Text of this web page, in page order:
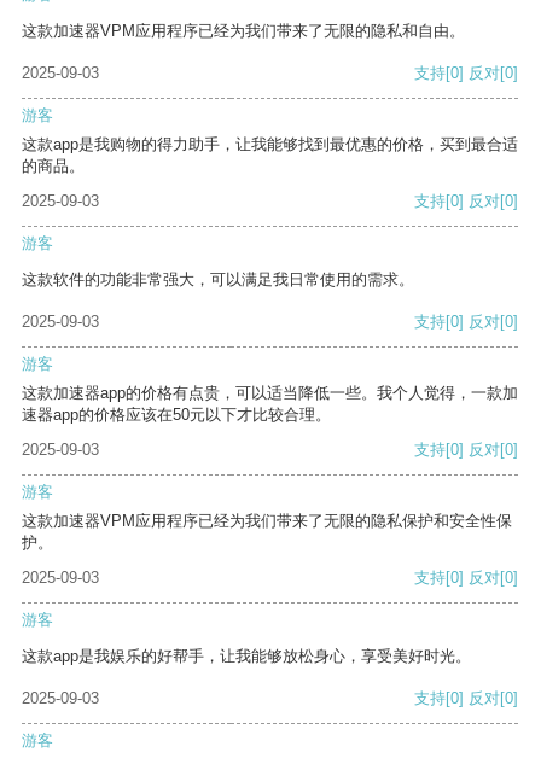
这款加速器VPM应用程序已经为我们带来了无限的隐私和自由。
2025-09-03 支持[0] 反对[0]
游客
这款app是我购物的得力助手，让我能够找到最优惠的价格，买到最合适
的商品。
2025-09-03
支持[0] 反对[0]
游客
这款软件的功能非常强大，可以满足我日常使用的需求。
2025-09-03 支持[0] 反对[0]
游客
这款加速器app的价格有点贵，可以适当降低一些。我个人觉得，一款加
速器app的价格应该在50元以下才比较合理。
2025-09-03
支持[0] 反对[0]
游客
这款加速器VPM应用程序已经为我们带来了无限的隐私保护和安全性保
护。
2025-09-03
支持[0] 反对[0]
游客
这款app是我娱乐的好帮手，让我能够放松身心，享受美好时光。
2025-09-03 支持[0] 反对[0]
游客